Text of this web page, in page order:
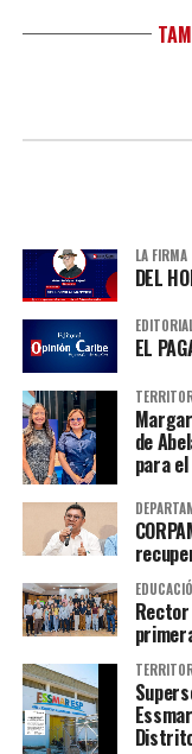
LA FIRMA
DEL
EL
de
para
Rector